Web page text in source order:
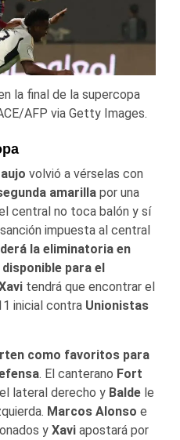
la final de la supercopa
AFP via Getty Images.
volvió a vérselas con
amarilla por una
central no toca balón y sí
impuesta al central
la eliminatoria en
para el
tendrá que encontrar el
inicial contra Unionistas
como favoritos para
. El canterano Fort
lateral derecho y Balde le
Marcos Alonso e
y Xavi apostará por